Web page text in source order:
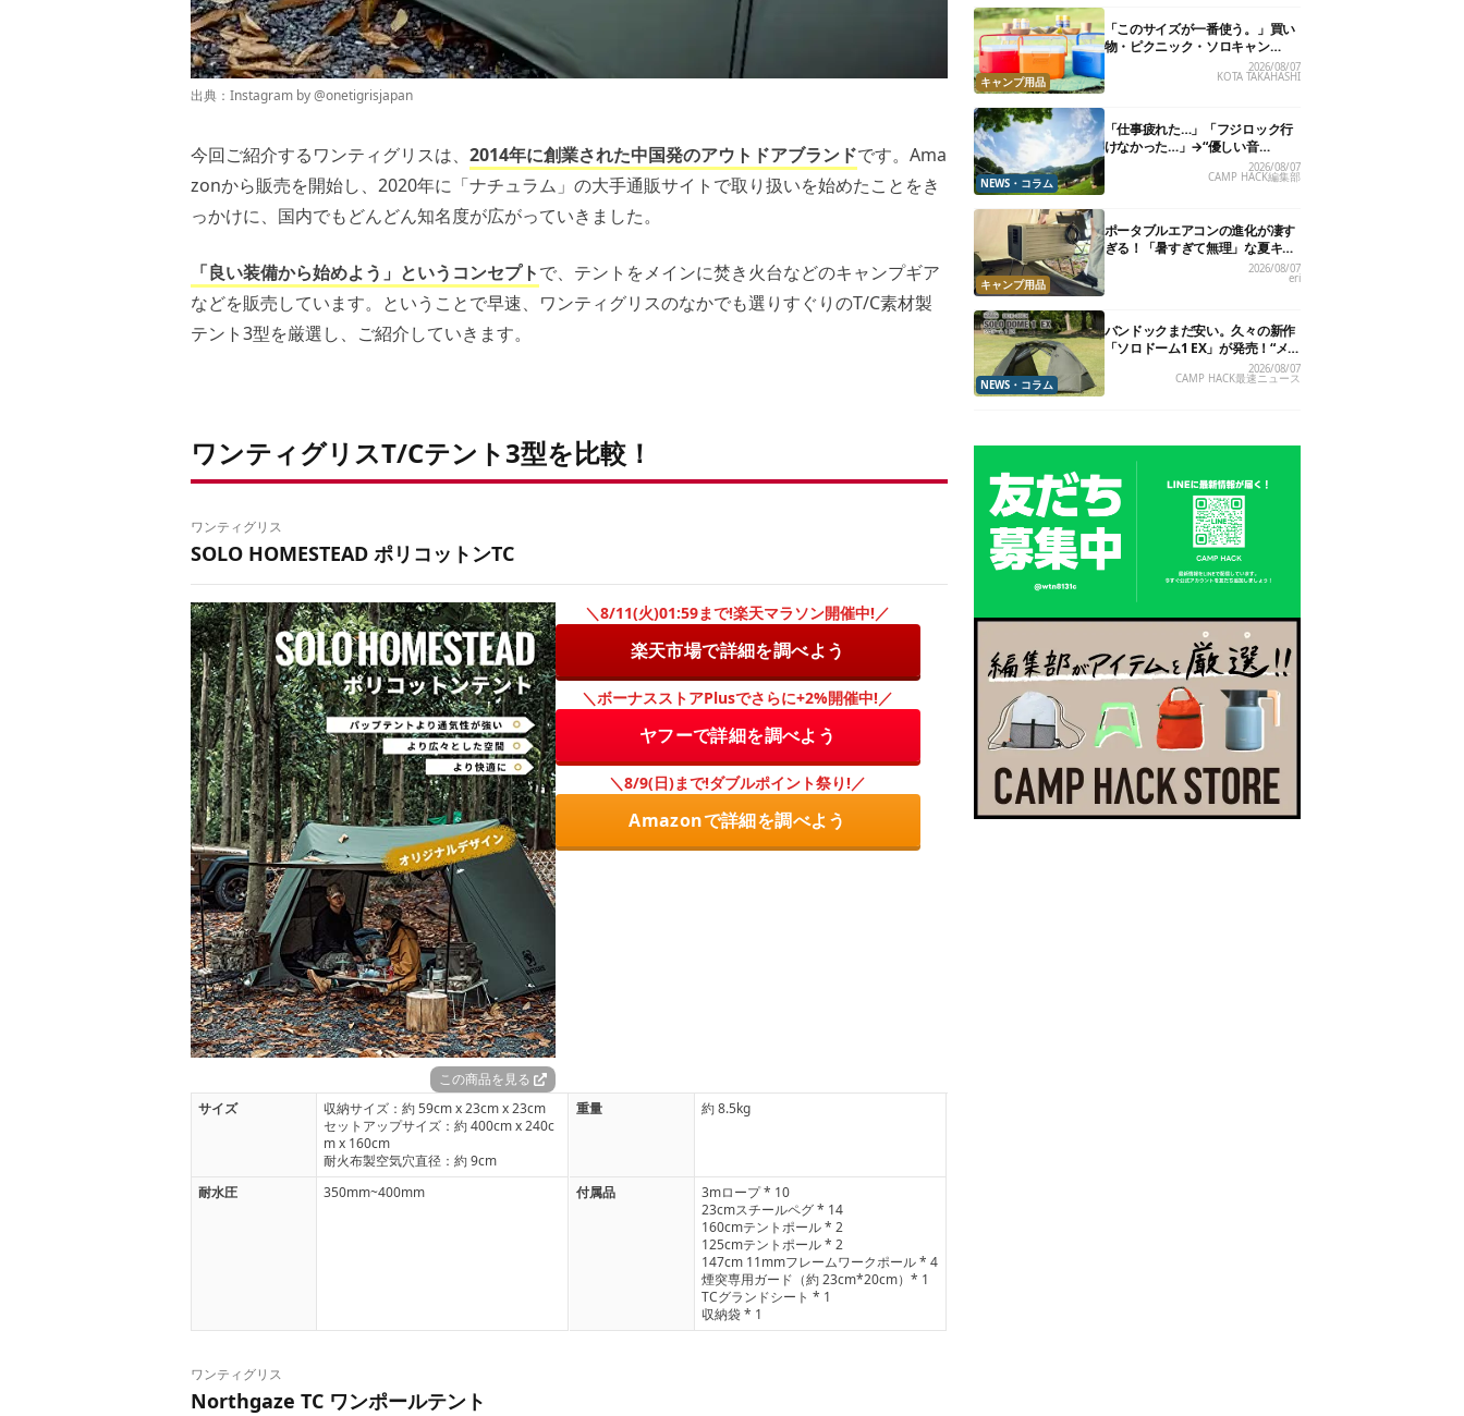
出典：Instagram by @onetigrisjapan
今回ご紹介するワンティグリスは、 2014年に創業された中国発のアウトドアブランドです。Ama
zonから販売を開始し、2020年に「ナチュラム」の大手通販サイトで取り扱いを始めたことをき
っかけに、国内でもどんどん知名度が広がっていきました。
「良い装備から始めよう」というコンセプトで、テントをメインに焚き火台などのキャンプギア
などを販売しています。ということで早速、ワンティグリスのなかでも選りすぐりのT/C素材製
テント3型を厳選し、ご紹介していきます。
ワンティグリスT/Cテント3型を比較！
ワンティグリス
SOLO HOMESTEAD ポリコットンTC
この商品を見る
＼8/11(火)01:59まで!楽天マラソン開催中!／
楽天市場で詳細を調べよう
＼ボーナスストアPlusでさらに+2%開催中!／
ヤフーで詳細を調べよう
＼8/9(日)まで!ダブルポイント祭り!／
Amazonで詳細を調べよう
サイズ
収納サイズ：約 59cm x 23cm x 23cm
セットアップサイズ：約 400cm x 240c
m x 160cm
耐火布製空気穴直径：約 9cm
重量 約 8.5kg
耐水圧 350mm~400mm 付属品
3mロープ * 10
23cmスチールペグ * 14
160cmテントポール * 2
125cmテントポール * 2
147cm 11mmフレームワークポール * 4
煙突専用ガード（約 23cm*20cm）* 1
TCグランドシート * 1
収納袋 * 1
ワンティグリス
Northgaze TC ワンポールテント
キャンプ用品
「このサイズが一番使う。」買い
物・ピクニック・ソロキャン
に“ちょうどいい”小型クーラーボ
ックス13選
2026/08/07
KOTA TAKAHASHI
NEWS・コラム
「仕事疲れた…」「フジロック行
けなかった…」→“優しい音
楽”と“大きな自然”で治癒。まだ間
に合います。
2026/08/07
CAMP HACK編集部
キャンプ用品
ポータブルエアコンの進化が凄す
ぎる！「暑すぎて無理」な夏キャ
ンプを激変させる最新5選2026/08/07
eri
NEWS・コラム
バンドックまだ安い。久々の新作
「ソロドーム1 EX」が発売！“メ
ッシュインナー”だけでも使える
よ【防災も◎】
2026/08/07
CAMP HACK最速ニュース